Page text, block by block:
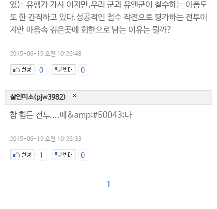
있는 유행가 가사 이지만,우리 군과 유엔군이 철수하는 아픔도
또 한 간직하고 있다.성공적인 철수 작전으로 평가하는 전투이
지만 마음속 깊은곳에 회한으로 남는 이유는 뭘까?
2015-06-19 오전 10:26:48
0 0
살인미소(pjw3982)
참 힘든 전투....애&amp;#50043;다
2015-06-19 오전 10:26:33
1 0
1